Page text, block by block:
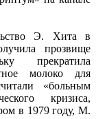
Э. Хита в
прозвище
прекратила
молоко для
«больным
кризиса,
в 1979 году, М.